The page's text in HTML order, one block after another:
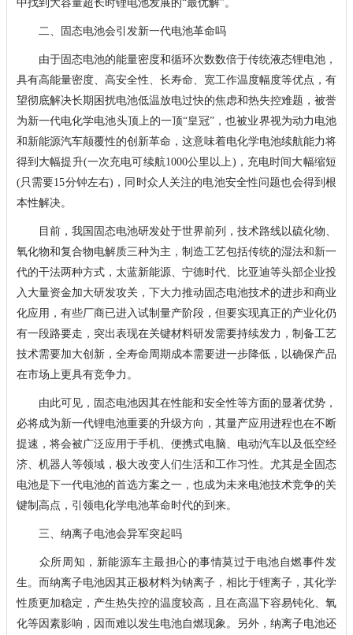
中找到大容量超长时锂电池发展的“最优解”。
二、固态电池会引发新一代电池革命吗
由于固态电池的能量密度和循环次数数倍于传统液态锂电池，
具有高能量密度、高安全性、长寿命、宽工作温度幅度等优点，有
望彻底解决长期困扰电池低温放电过快的焦虑和热失控难题，被誉
为新一代电化学电池头顶上的一顶“皇冠”，也被业界视为动力电池
和新能源汽车颠覆性的创新革命，这意味着电化学电池续航能力将
得到大幅提升(一次充电可续航1000公里以上)，充电时间大幅缩短
(只需要15分钟左右)，同时众人关注的电池安全性问题也会得到根
本性解决。
目前，我国固态电池研发处于世界前列，技术路线以硫化物、
氧化物和复合物电解质三种为主，制造工艺包括传统的湿法和新一
代的干法两种方式，太蓝新能源、宁德时代、比亚迪等头部企业投
入大量资金加大研发攻关，下大力推动固态电池技术的进步和商业
化应用，有些厂商已进入试制量产阶段，但要实现真正的产业化仍
有一段路要走，突出表现在关键材料研发需要持续发力，制备工艺
技术需要加大创新，全寿命周期成本需要进一步降低，以确保产品
在市场上更具有竞争力。
由此可见，固态电池因其在性能和安全性等方面的显著优势，
必将成为新一代锂电池重要的升级方向，其量产应用进程也在不断
提速，将会被广泛应用于手机、便携式电脑、电动汽车以及低空经
济、机器人等领域，极大改变人们生活和工作习性。尤其是全固态
电池是下一代电池的首选方案之一，也成为未来电池技术竞争的关
键制高点，引领电化学电池革命时代的到来。
三、纳离子电池会异军突起吗
众所周知，新能源车主最担心的事情莫过于电池自燃事件发
生。而纳离子电池因其正极材料为钠离子，相比于锂离子，其化学
性质更加稳定，产生热失控的温度较高，且在高温下容易钝化、氧
化等因素影响，因而难以发生电池自燃现象。另外，纳离子电池还